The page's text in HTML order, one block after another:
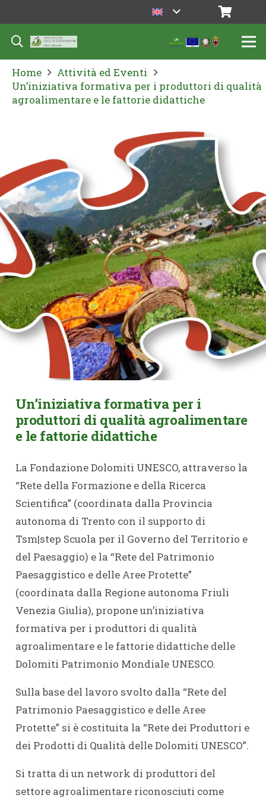
Home
Attività ed Eventi
Un’iniziativa formativa per i produttori di qualità
agroalimentare e le fattorie didattiche
Un’iniziativa formativa per i
produttori di qualità agroalimentare
e le fattorie didattiche
La Fondazione Dolomiti UNESCO, attraverso la
“Rete della Formazione e della Ricerca
Scientifica” (coordinata dalla Provincia
autonoma di Trento con il supporto di
Tsm|step Scuola per il Governo del Territorio e
del Paesaggio) e la “Rete del Patrimonio
Paesaggistico e delle Aree Protette”
(coordinata dalla Regione autonoma Friuli
Venezia Giulia), propone un’iniziativa
formativa per i produttori di qualità
agroalimentare e le fattorie didattiche delle
Dolomiti Patrimonio Mondiale UNESCO.
Sulla base del lavoro svolto dalla “Rete del
Patrimonio Paesaggistico e delle Aree
Protette” si è costituita la “Rete dei Produttori e
dei Prodotti di Qualità delle Dolomiti UNESCO”.
Si tratta di un network di produttori del
settore agroalimentare riconosciuti come